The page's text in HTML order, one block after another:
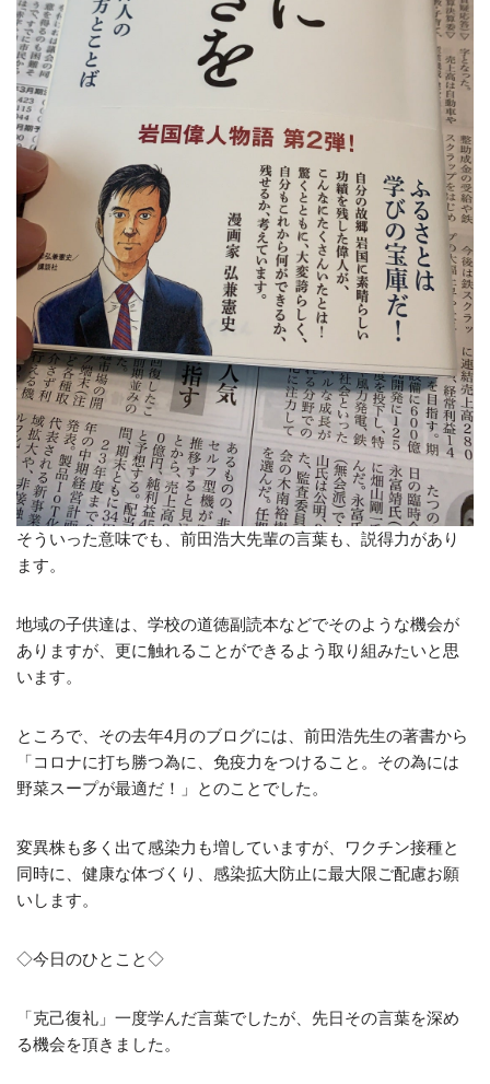
そういった意味でも、前田浩大先輩の言葉も、説得力があり
ます。
地域の子供達は、学校の道徳副読本などでそのような機会が
ありますが、更に触れることができるよう取り組みたいと思
います。
ところで、その去年4月のブログには、前田浩先生の著書から
「コロナに打ち勝つ為に、免疫力をつけること。その為には
野菜スープが最適だ！」とのことでした。
変異株も多く出て感染力も増していますが、ワクチン接種と
同時に、健康な体づくり、感染拡大防止に最大限ご配慮お願
いします。
◇今日のひとこと◇
「克己復礼」一度学んだ言葉でしたが、先日その言葉を深め
る機会を頂きました。